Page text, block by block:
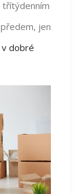
třítýdenním
jen
v dobré